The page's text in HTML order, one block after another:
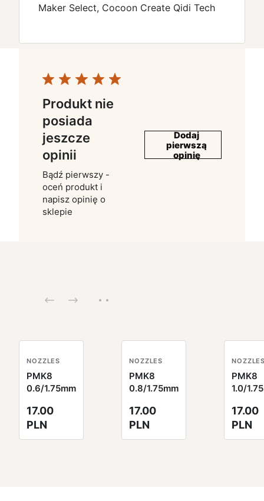
Maker Select, Cocoon Create Qidi Tech
Produkt nie
posiada
jeszcze
opinii
Bądź pierwszy -
oceń produkt i
napisz opinię o
sklepie
Dodaj
pierwszą
opinię
NOZZLES
PMK8
0.6/1.75mm
17.00
PLN
NOZZLES
PMK8
0.8/1.75mm
17.00
PLN
PMK8
1.0/
17.00
PLN